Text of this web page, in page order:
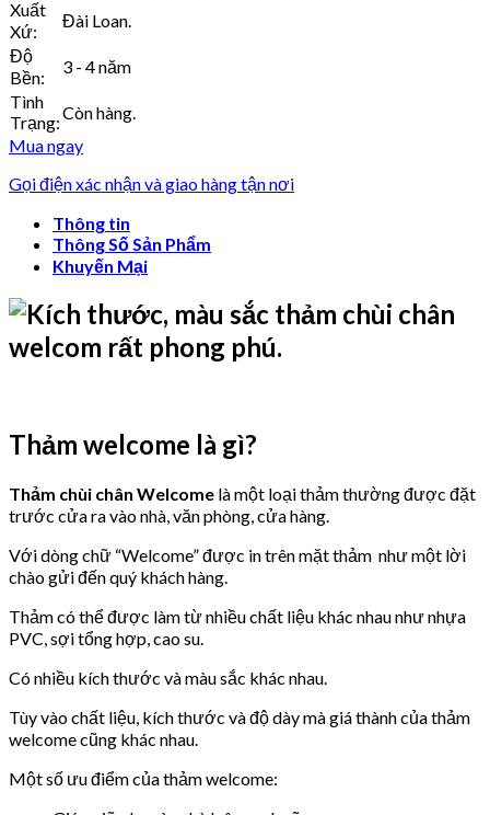
Xuất
Xứ:
Đài Loan.
Độ
Bền:
3 - 4 năm
Tình
Trạng:Còn hàng.
Mua ngay
Gọi điện xác nhận và giao hàng tận nơi
Thông tin
Thông Số Sản Phẩm
Khuyến Mại
Thảm welcome là gì?
Thảm chùi chân Welcome là một loại thảm thường được đặt
trước cửa ra vào nhà, văn phòng, cửa hàng.
Với dòng chữ “Welcome” được in trên mặt thảm như một lời
chào gửi đến quý khách hàng.
Thảm có thể được làm từ nhiều chất liệu khác nhau như nhựa
PVC, sợi tổng hợp, cao su.
Có nhiều kích thước và màu sắc khác nhau.
Tùy vào chất liệu, kích thước và độ dày mà giá thành của thảm
welcome cũng khác nhau.
Một số ưu điểm của thảm welcome: